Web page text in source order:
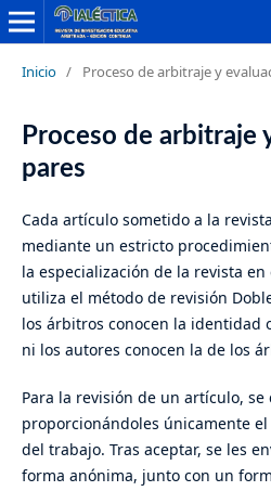
Inicio / Proceso de arbitraje y
Proceso de arbitraje
pares
Cada artículo sometido a la revista
mediante un estricto
la especialización de la revista
utiliza el método de revisión
los árbitros conocen la identidad
ni los autores conocen la de los
Para la revisión de un artículo,
proporcionándoles únicamente
del trabajo. Tras aceptar, se les
forma anónima, junto con un